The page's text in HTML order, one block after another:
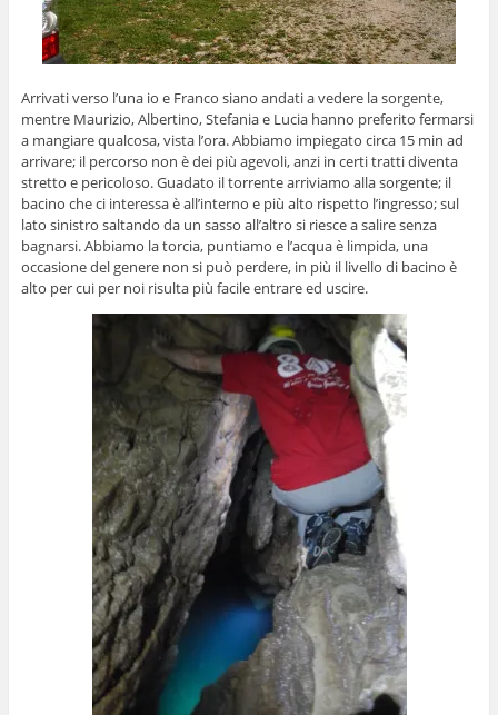
Arrivati verso l’una io e Franco siano andati a vedere la sorgente,
mentre Maurizio, Albertino, Stefania e Lucia hanno preferito fermarsi
a mangiare qualcosa, vista l’ora. Abbiamo impiegato circa 15 min ad
arrivare; il percorso non è dei più agevoli, anzi in certi tratti diventa
stretto e pericoloso. Guadato il torrente arriviamo alla sorgente; il
bacino che ci interessa è all’interno e più alto rispetto l’ingresso; sul
lato sinistro saltando da un sasso all’altro si riesce a salire senza
bagnarsi. Abbiamo la torcia, puntiamo e l’acqua è limpida, una
occasione del genere non si può perdere, in più il livello di bacino è
alto per cui per noi risulta più facile entrare ed uscire.